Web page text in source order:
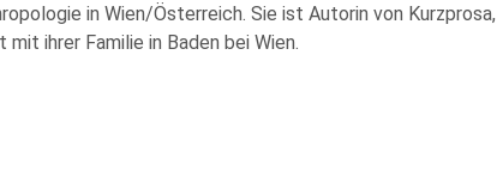
in Wien/Österreich. Sie ist Autorin von Kurzprosa,
ihrer Familie in Baden bei Wien.